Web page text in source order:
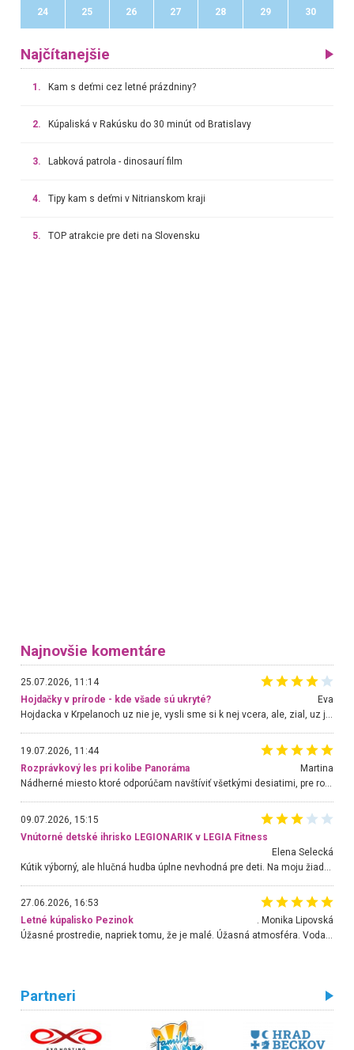
24 25 26 27 28 29 30
Najčítanejšie
1. Kam s deťmi cez letné prázdniny?
2. Kúpaliská v Rakúsku do 30 minút od Bratislavy
3. Labková patrola - dinosaurí film
4. Tipy kam s deťmi v Nitrianskom kraji
5. TOP atrakcie pre deti na Slovensku
Najnovšie komentáre
25.07.2026, 11:14
Hojdačky v prírode - kde všade sú ukryté?
Eva
Hojdacka v Krpelanoch uz nie je, vysli sme si k nej vcera, ale, zial, uz je znicena. Ak sem planujete cestu len kvoli hojdacke, mozete si ju usetrit. Krasny vyhlad je tu vsak aj bez hojdacky :-)
19.07.2026, 11:44
Rozprávkový les pri kolibe Panoráma
Martina
Nádherné miesto ktoré odporúčam navštíviť všetkými desiatimi, pre rodiny s deťmi, dôchodcom... Proste a jednoducho ozaj rozprávkový les.. určite ešte prídeme. Odniesli sme si na pamiatku krásne tričká,
09.07.2026, 15:15
Vnútorné detské ihrisko LEGIONARIK v LEGIA Fitness
Elena Selecká
27.06.2026, 16:53
Letné kúpalisko Pezinok
. Monika Lipovská
Úžasné prostredie, napriek tomu, že je malé. Úžasná atmosféra. Voda fantastická a nádherná. Ľudí je pomerne veľa, ale su mili a ohľaduplní. Je veľmi zaujímavé sledovať, ako dokážu spolu športovať cudzí ľudia a bez ohľadu na vek. Vládne tu pohoda. Vnuka neviem dostať z vody. Ďakujem za krásny deň . Urcite sa sem vrátim. Jediný problém je s parkovaním, ale aj ten sa mi podarilo vyriešiť. Monika Bratislava
Partneri